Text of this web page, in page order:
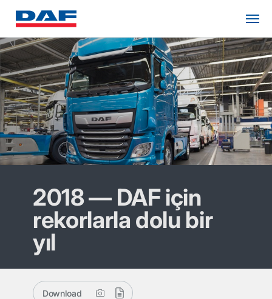
2018 — DAF için
rekorlarla dolu bir
yıl
Download